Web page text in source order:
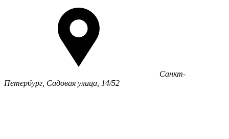
Санкт-
Петербург, Садовая улица, 14/52